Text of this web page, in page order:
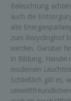
Beleuchtung
auch die
alte
zum Recyclinghof
werden. Darüber
in Bildung, Handel
modernen
Schließlich gilt es,